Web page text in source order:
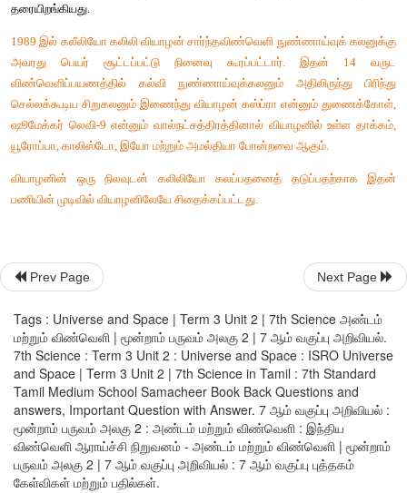
பல்வேறு வகையான இயற்பியல் ரீதியான பிரச்சனைகளுக்குத்
அதனது மிகக்கனமான ஏவுகணையான ஜியோசின்க்ரோனஸ்
2017 ஆம் ஆண்டு ஜூன் 5 ஆம் தேதி வட்டப்பாதையில்
நான்கு டன் கடினமான துணைக்கோள்களை நிறுவும்
மாறியது.
இஸ்ரோ 2019, ஜூலை 22 அன்று சந்த்ரயான் -2 என்னும்
ஜியோசின்க்ரோனஸ் செயற்கைக்கோள் ஏவுதல் வாகனம்(GSLV-
சந்திரனுக்கு ஏவியது. இது 2019 ஆகஸ்ட் 20 அன்று சந்திரனின்
Prev Page Next Page
Tags : Universe and Space | Term 3 Unit 2 | 7th Science அண்டம்
மற்றும் விண்வெளி | மூன்றாம் பருவம் அலகு 2 | 7 ஆம் வகுப்பு அறிவியல்.
7th Science : Term 3 Unit 2 : Universe and Space : ISRO Universe
and Space | Term 3 Unit 2 | 7th Science in Tamil : 7th Standard
Tamil Medium School Samacheer Book Back Questions and
answers, Important Question with Answer. 7 ஆம் வகுப்பு அறிவியல் :
மூன்றாம் பருவம் அலகு 2 : அண்டம் மற்றும் விண்வெளி : இந்திய
விண்வெளி ஆராய்ச்சி நிறுவனம் - அண்டம் மற்றும் விண்வெளி | மூன்றாம்
பருவம் அலகு 2 | 7 ஆம் வகுப்பு அறிவியல் : 7 ஆம் வகுப்பு புத்தகம்
கேள்விகள் மற்றும் பதில்கள்.